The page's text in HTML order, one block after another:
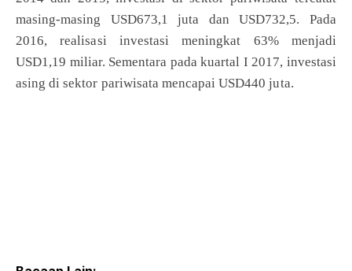
masing-masing USD673,1 juta dan USD732,5. Pada
2016, realisasi investasi meningkat 63% menjadi
USD1,19 miliar. Sementara pada kuartal I 2017, investasi
asing di sektor pariwisata mencapai USD440 juta.